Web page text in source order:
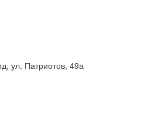
ул. Патриотов, 49а